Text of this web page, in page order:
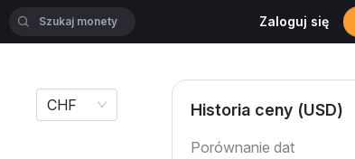
Zaloguj się
CHF Historia ceny (USD)
Porównanie dat